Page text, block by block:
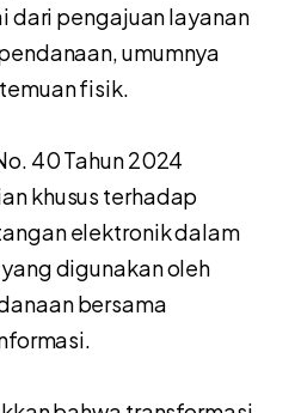
dari pengajuan layanan
umumnya
fisik.
40 Tahun 2024
khusus terhadap
elektronik dalam
digunakan oleh
bersama